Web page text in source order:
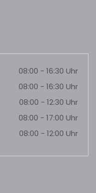
08:00 - 16:30 Uhr
08:00 - 16:30 Uhr
08:00 - 12:30 Uhr
08:00 - 17:00 Uhr
08:00 - 12:00 Uhr